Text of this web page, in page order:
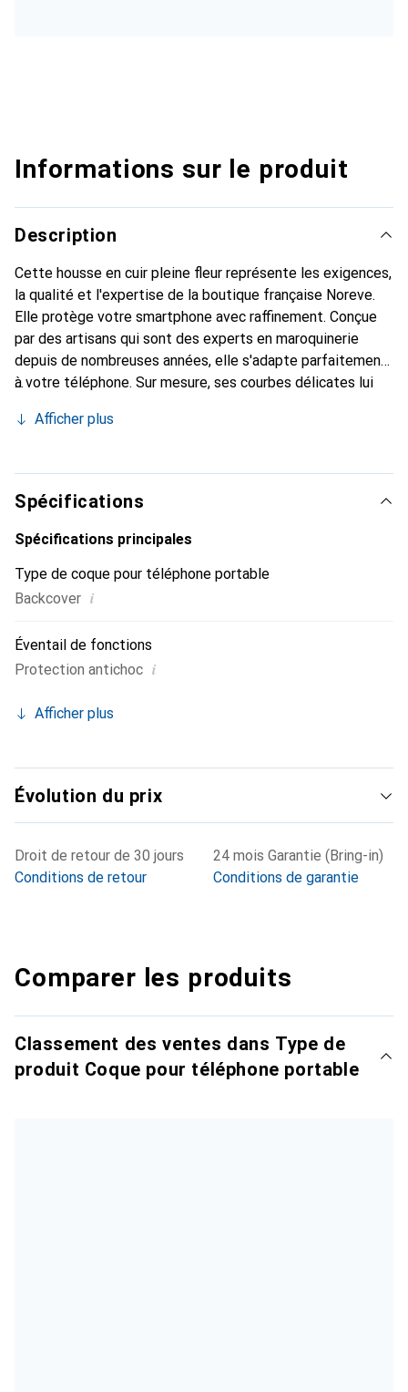
Informations sur le produit
Description
Cette housse en cuir pleine fleur représente les exigences,
la qualité et l'expertise de la boutique française Noreve.
Elle protège votre smartphone avec raffinement. Conçue
par des artisans qui sont des experts en maroquinerie
depuis de nombreuses années, elle s'adapte parfaitement
à votre téléphone. Sur mesure, ses courbes délicates lui
l'accessoire élégant et indispensable de votre
produits de haute qualité, la marque Noreve est un choix
sûr pour une clientèle exigeante.
Afficher plus
Spécifications
Spécifications principales
Type de coque pour téléphone portable
Backcover i
Éventail de fonctions
Protection antichoc i
Afficher plus
Évolution du prix
Droit de retour de 30 jours
Conditions de retour
24 mois Garantie (Bring-in)
Conditions de garantie
Comparer les produits
Classement des ventes dans Type de
produit Coque pour téléphone portable